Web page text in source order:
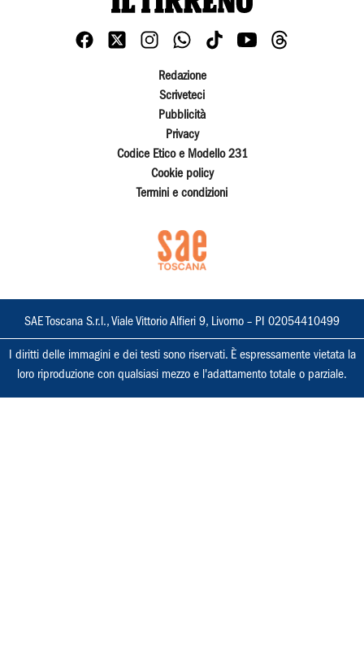
Redazione
Scriveteci
Pubblicità
Privacy
Codice Etico e Modello 231
Cookie policy
Termini e condizioni
SAE Toscana S.r.l., Viale Vittorio Alfieri 9, Livorno – PI 02054410499
I diritti delle immagini e dei testi sono riservati. È espressamente vietata la
loro riproduzione con qualsiasi mezzo e l'adattamento totale o parziale.